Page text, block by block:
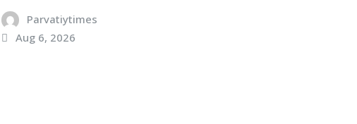
Parvatiytimes
Aug 6, 2026